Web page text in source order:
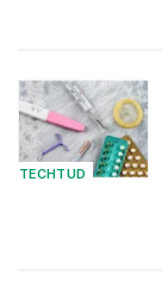
TECHTUD